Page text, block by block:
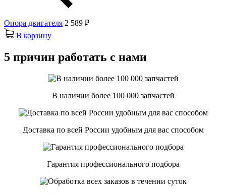
Опора двигателя 2 589 ₽
В корзину
5 причин работать с нами
В наличии более 100 000 запчастей
Доставка по всей России удобным для вас способом
Гарантия профессионального подбора